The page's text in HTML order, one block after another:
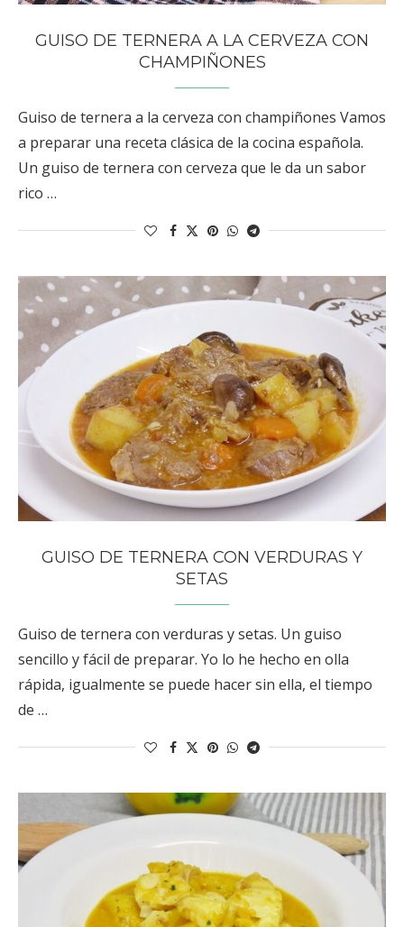
GUISO DE TERNERA A LA CERVEZA CON
CHAMPIÑONES
Guiso de ternera a la cerveza con champiñones Vamos
a preparar una receta clásica de la cocina española.
Un guiso de ternera con cerveza que le da un sabor
rico …
GUISO DE TERNERA CON VERDURAS Y
SETAS
Guiso de ternera con verduras y setas. Un guiso
sencillo y fácil de preparar. Yo lo he hecho en olla
rápida, igualmente se puede hacer sin ella, el tiempo
de …